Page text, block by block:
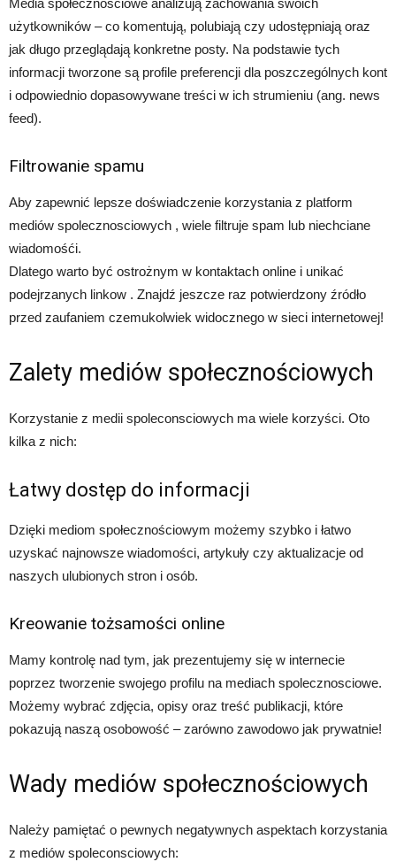
Media społecznościowe analizują zachowania swoich
użytkowników – co komentują, polubiają czy udostępniają oraz
jak długo przeglądają konkretne posty. Na podstawie tych
informacji tworzone są profile preferencji dla poszczególnych kont
i odpowiednio dopasowywane treści w ich strumieniu (ang. news
feed).
Filtrowanie spamu
Aby zapewnić lepsze doświadczenie korzystania z platform
mediów spolecznosciowych , wiele filtruje spam lub niechciane
wiadomośći.
Dlatego warto być ostrożnym w kontaktach online i unikać
podejrzanych linkow . Znajdź jeszcze raz potwierdzony źródło
przed zaufaniem czemukolwiek widocznego w sieci internetowej!
Zalety mediów społecznościowych
Korzystanie z medii spoleconsciowych ma wiele korzyści. Oto
kilka z nich:
Łatwy dostęp do informacji
Dzięki mediom społecznościowym możemy szybko i łatwo
uzyskać najnowsze wiadomości, artykuły czy aktualizacje od
naszych ulubionych stron i osób.
Kreowanie tożsamości online
Mamy kontrolę nad tym, jak prezentujemy się w internecie
poprzez tworzenie swojego profilu na mediach spolecznosciowe.
Możemy wybrać zdjęcia, opisy oraz treść publikacji, które
pokazują naszą osobowość – zarówno zawodowo jak prywatnie!
Wady mediów społecznościowych
Należy pamiętać o pewnych negatywnych aspektach korzystania
z mediów spoleconsciowych: